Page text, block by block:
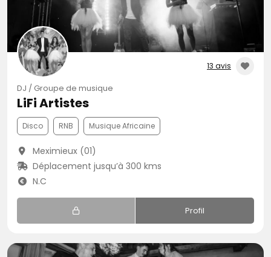
13 avis
DJ / Groupe de musique
LiFi Artistes
Disco RNB Musique Africaine
Meximieux (01)
Déplacement jusqu’à 300 kms
N.C
Profil